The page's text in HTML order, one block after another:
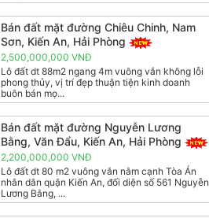
Bán đất mặt đường Chiêu Chinh, Nam
Sơn, Kiến An, Hải Phòng
2,500,000,000 VNĐ
Lô đất dt 88m2 ngang 4m vuông vắn không lỗi
phong thủy, vị trí đẹp thuận tiện kinh doanh
buôn bán mọ...
Bán đất mặt đường Nguyễn Lương
Bằng, Văn Đẩu, Kiến An, Hải Phòng
2,200,000,000 VNĐ
Lô đất dt 80 m2 vuông vắn nằm cạnh Tòa Án
nhân dân quận Kiến An, đối diện số 561 Nguyễn
Lương Bằng, ...